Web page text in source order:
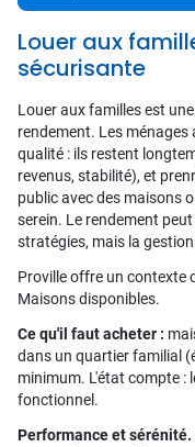
Louer aux
sécurisante
Louer aux familles est
rendement. Les
qualité : ils restent
revenus, stabilité), et
public avec des maisons
serein. Le rendement
stratégies, mais la
Proville offre un contexte
Maisons disponibles.
Ce qu'il faut acheter :
dans un quartier familial
minimum. L'état compte :
fonctionnel.
Performance et sérénité.